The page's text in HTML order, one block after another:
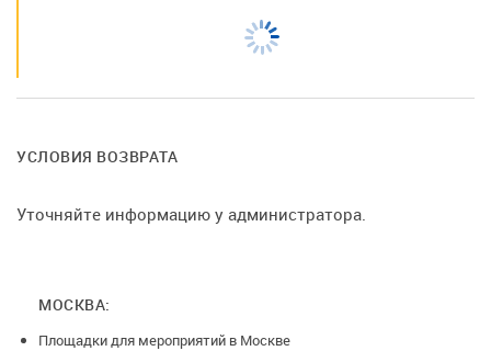
УСЛОВИЯ ВОЗВРАТА
Уточняйте информацию у администратора.
МОСКВА:
Площадки для мероприятий в Москве